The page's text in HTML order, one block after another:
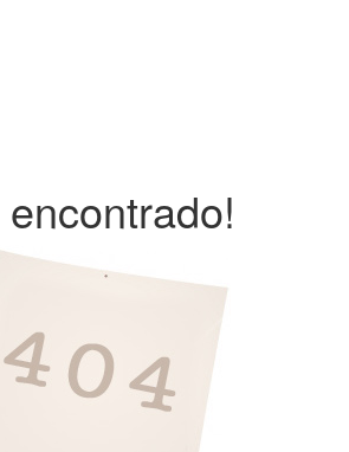
encontrado!